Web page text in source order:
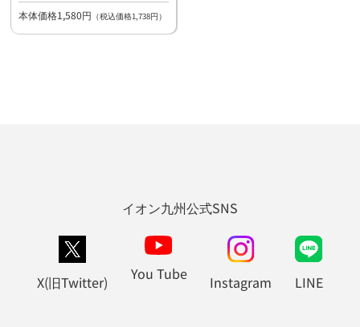
本体価格1,580円 （税込価格1,738円）
イオン九州公式SNS
X(旧Twitter) You Tube Instagram LINE